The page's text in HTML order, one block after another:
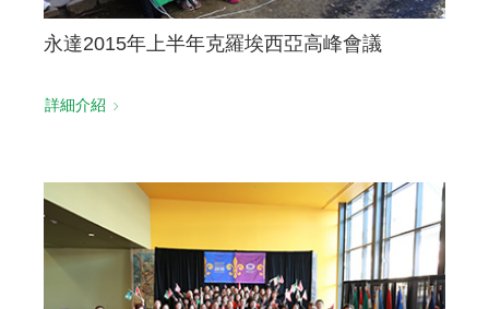
永達2015年上半年克羅埃西亞高峰會議
詳細介紹